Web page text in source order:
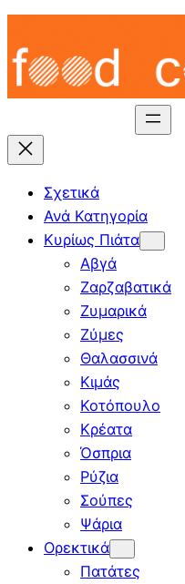
Skip
content
Σχετικά
Ανά Κατηγορία
Κυρίως Πιάτα
Αβγά
Ζαρζαβατικά
Ζυμαρικά
Ζύμες
Θαλασσινά
Κιμάς
Κοτόπουλο
Κρέατα
Όσπρια
Ρύζια
Σούπες
Ψάρια
Ορεκτικά
Πατάτες